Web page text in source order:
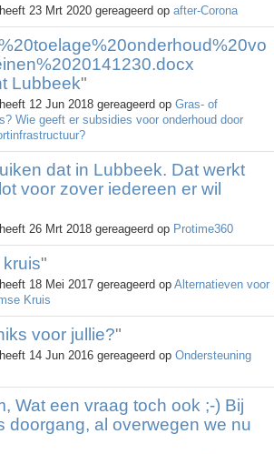
23 Mrt 2020 gereageerd op after-Corona
Lubbeek"
12 Jun 2018 gereageerd op Gras- of
Wie geeft er subsidies voor onderhoud door
dat in Lubbeek. Dat werkt
voor zover iedereen er wil
26 Mrt 2018 gereageerd op Protime360
"
18 Mei 2017 gereageerd op Alternatieven voor
Kruis
voor jullie?"
14 Jun 2016 gereageerd op Ondersteuning
Wat een vraag toch ook ;-) Bij
doorgang, al overwegen we nu